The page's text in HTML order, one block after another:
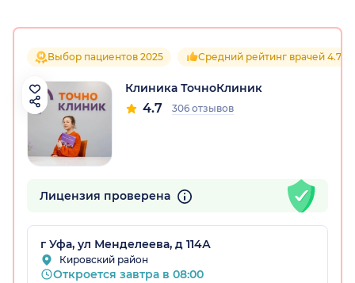
Выбор пациентов 2025 Средний рейтинг врачей 4.7
Клиника ТочноКлиник
4.7 306 отзывов
Лицензия проверена
г Уфа, ул Менделеева, д 114А
Кировский район
Откроется завтра в 08:00